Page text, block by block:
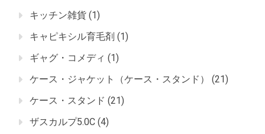
キッチン雑貨 (1)
キャピキシル育毛剤 (1)
ギャグ・コメディ (1)
ケース・ジャケット（ケース・スタンド）
(21)
ケース・スタンド (21)
ザスカルプ5.0C (4)